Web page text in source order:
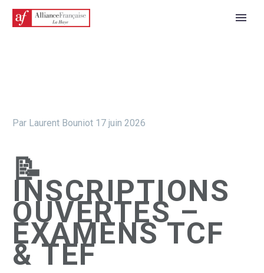
Par Laurent Bouniot 17 juin 2026
📝
INSCRIPTIONS
OUVERTES –
EXAMENS TCF
& TEF